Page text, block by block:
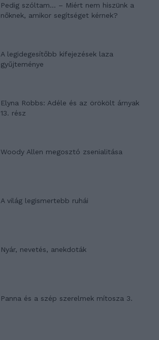
Pedig szóltam… – Miért nem hiszünk a
nőknek, amikor segítséget kérnek?
A legidegesítőbb kifejezések laza
gyűjteménye
Elyna Robbs: Adéle és az örökölt árnyak
13. rész
Woody Allen megosztó zsenialitása
A világ legismertebb ruhái
Nyár, nevetés, anekdoták
Panna és a szép szerelmek mítosza 3.